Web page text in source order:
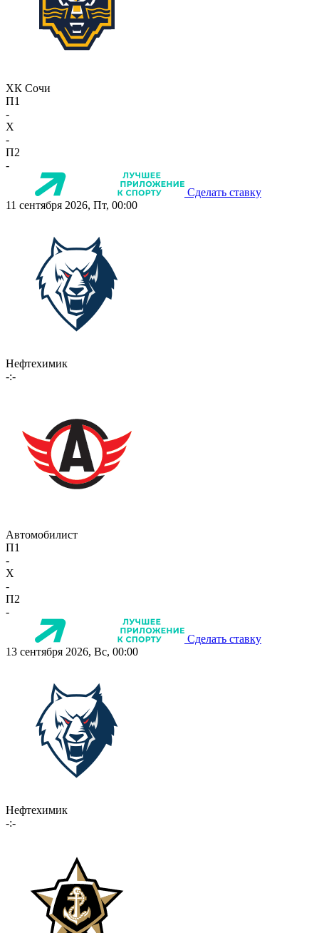
ХК Сочи
П1
-
X
-
П2
-
Сделать ставку
11 сентября 2026, Пт, 00:00
Нефтехимик
-:-
Автомобилист
П1
-
X
-
П2
-
Сделать ставку
13 сентября 2026, Вс, 00:00
Нефтехимик
-:-